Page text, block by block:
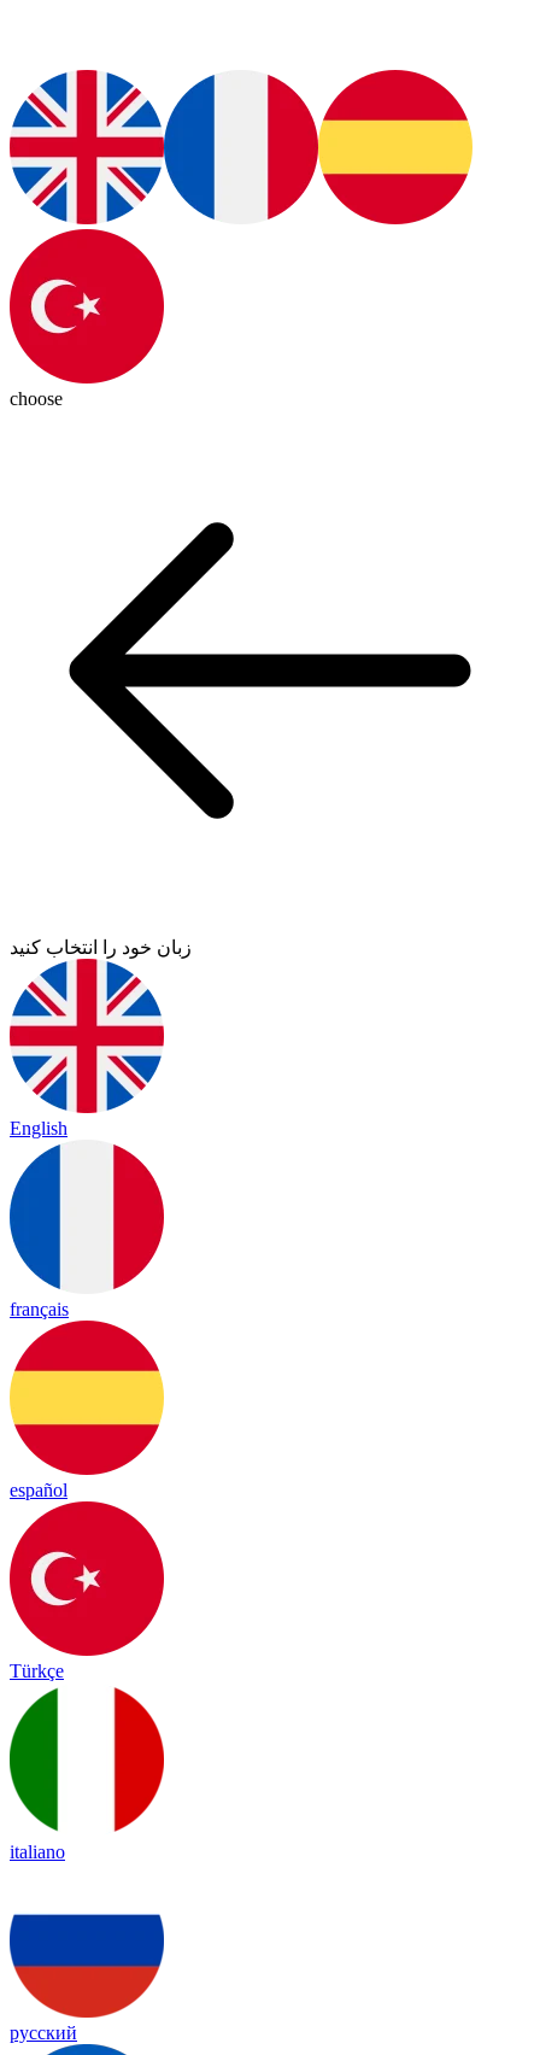
choose
زبان خود را انتخاب کنید
English
français
español
Türkçe
italiano
русский